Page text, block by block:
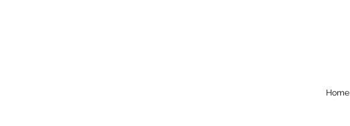
Home